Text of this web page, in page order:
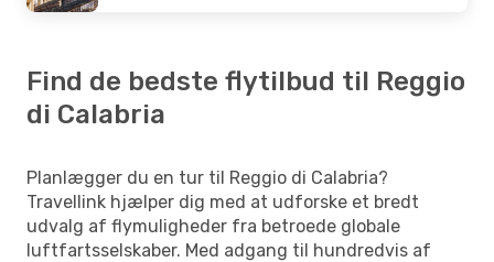
Find de bedste flytilbud til Reggio
di Calabria
Planlægger du en tur til Reggio di Calabria?
Travellink hjælper dig med at udforske et bredt
udvalg af flymuligheder fra betroede globale
luftfartsselskaber. Med adgang til hundredvis af